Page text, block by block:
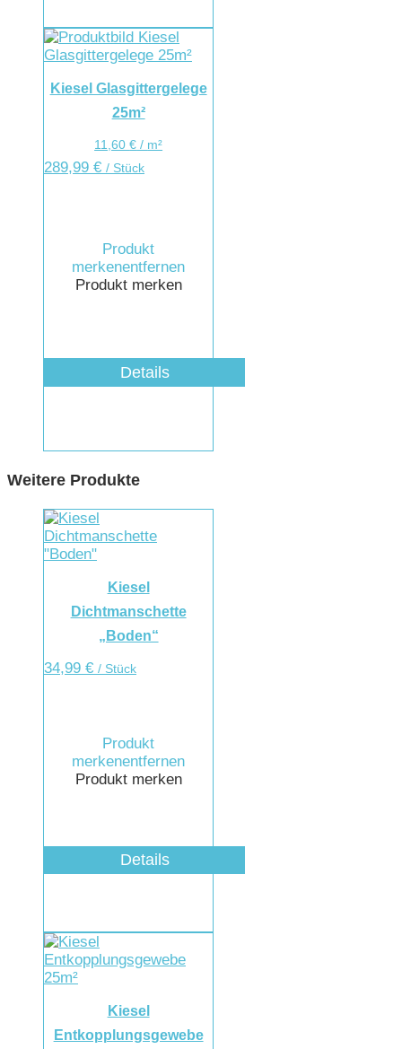
Kiesel Glasgittergelege
25m²
11,60€ / m²
289,99 € / Stück
Produkt
merkenentfernen
Produkt merken
Details
Weitere Produkte
Kiesel
Dichtmanschette
„Boden“
34,99 € / Stück
Produkt
merkenentfernen
Produkt merken
Details
Kiesel
Entkopplungsgewebe